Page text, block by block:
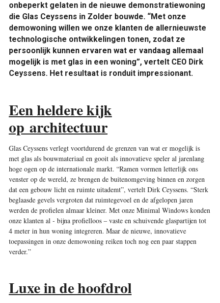
onbeperkt gelaten in de nieuwe demonstratiewoning
die Glas Ceyssens in Zolder bouwde. “Met onze
demowoning willen we onze klanten de allernieuwste
technologische ontwikkelingen tonen, zodat ze
persoonlijk kunnen ervaren wat er vandaag allemaal
mogelijk is met glas in een woning”, vertelt CEO Dirk
Ceyssens. Het resultaat is ronduit impressionant.
Een heldere kijk
op architectuur
Glas Ceyssens verlegt voortdurend de grenzen van wat er mogelijk is
met glas als bouwmateriaal en gooit als innovatieve speler al jarenlang
hoge ogen op de internationale markt. “Ramen vormen letterlijk ons
venster op de wereld, ze brengen de buitenomgeving binnen en zorgen
dat een gebouw licht en ruimte uitademt”, vertelt Dirk Ceyssens. “Sterk
beglaasde gevels vergroten dat ruimtegevoel en de afgelopen jaren
werden de profielen almaar kleiner. Met onze Minimal Windows konden
onze klanten al - bijna profielloos – vaste en schuivende glaspartijen tot
4 meter in hun woning integreren. Maar de nieuwe, innovatieve
toepassingen in onze demowoning reiken toch nog een paar stappen
verder.”
Luxe in de hoofdrol